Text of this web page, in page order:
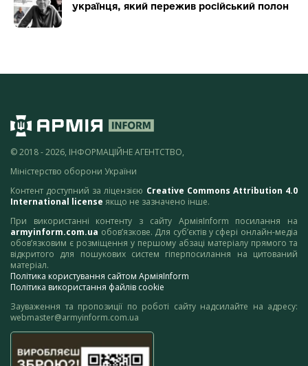
українця, який пережив російський полон
© 2018 - 2026, ІНФОРМАЦІЙНЕ АГЕНТСТВО,
Міністерство оборони України
Контент доступний за ліцензією Creative Commons Attribution 4.0
International license якщо не зазначено інше.
При використанні контенту з сайту АрміяInform посилання на
armyinform.com.ua обов’язкове. Для суб’єктів у сфері онлайн-медіа
обов’язковим є розміщення у першому абзаці матеріалу прямого та
відкритого для пошукових систем гіперпосилання на цитований
матеріал.
Політика користування сайтом АрміяInform
Політика використання файлів cookie
Зауваження та пропозиції по роботі сайту надсилайте на адресу:
webmaster@armyinform.com.ua